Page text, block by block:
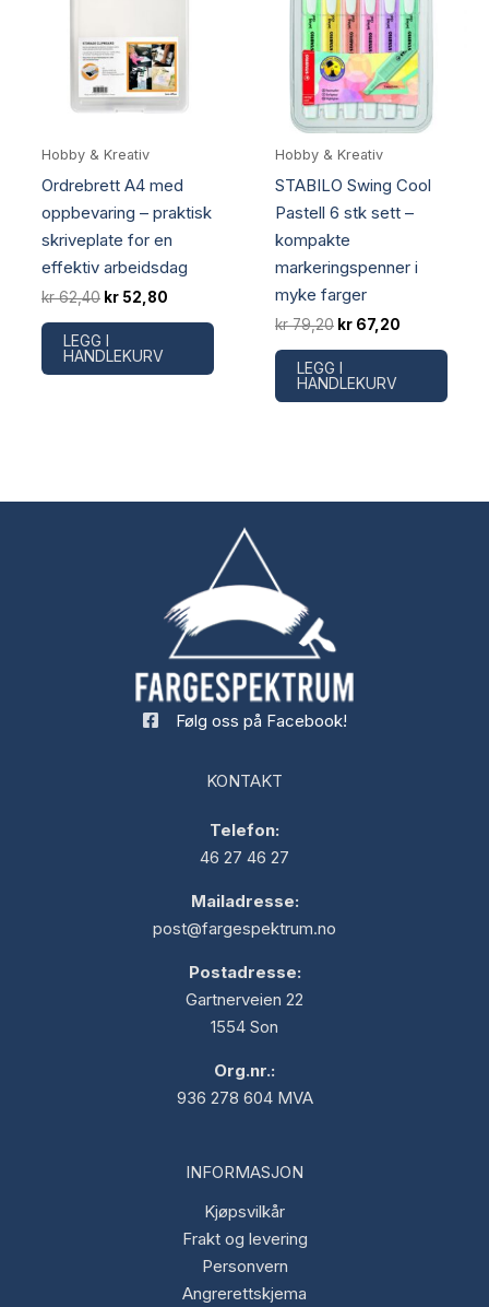
Hobby & Kreativ
Ordrebrett A4 med
oppbevaring – praktisk
skriveplate for en
effektiv arbeidsdag
kr62,40 Opprinnelig
var:
kr 62,40.
kr 52,80
LEGG I
HANDLEKURV
Hobby & Kreativ
STABILO Swing Cool
Pastell 6 stk sett –
kompakte
markeringspenner i
myke farger
kr79,20 Opprinnelig
var:
kr 79,20.
kr 67,20
LEGG I
HANDLEKURV
Følg oss på Facebook!
KONTAKT
Telefon:
46 27 46 27
Mailadresse:
post@fargespektrum.no
Postadresse:
Gartnerveien 22
1554 Son
Org.nr.:
936 278 604 MVA
INFORMASJON
Kjøpsvilkår
Frakt og levering
Personvern
Angrerettskjema